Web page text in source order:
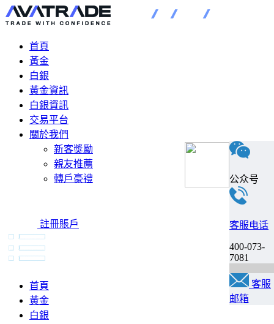
首頁
黃金
白銀
黃金資訊
白銀資訊
交易平台
關於我們
新客獎勵
親友推薦
轉戶豪禮
註冊賬戶
首頁
黃金
白銀
公众号
客服电话
400-073-
7081
客服
邮箱